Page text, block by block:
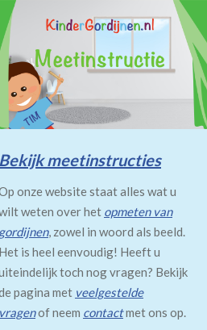
Bekijk meetinstructies
onze website staat alles wat u
weten over het opmeten van
gordijnen, zowel in woord als beeld.
Het is heel eenvoudig! Heeft u
toch nog vragen? Bekijk
pagina met veelgestelde
vragenof neem contactmet ons op.